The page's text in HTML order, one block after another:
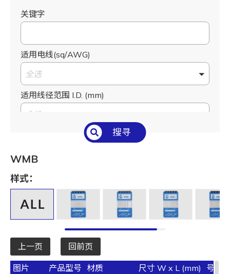
关键字
适用电线(sq/AWG)
全选
适用线径范围 I.D. (mm)
全选
全选
搜寻
WMB
样式：
上一页 回前页
图片 产品型号 材质 尺寸 W x L (mm) 号码